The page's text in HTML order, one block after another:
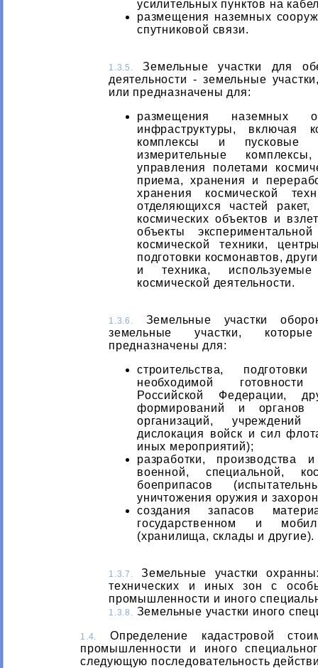
усилительных пунктов на
размещения наземных
спутниковой связи.
1.3.5.
Земельные участки для
деятельности - земельные
или предназначены для:
размещения наземных
инфраструктуры, включая
комплексы и пусковые
измерительные
управления полетами
приема, хранения и
хранения космической
отделяющихся частей
космических объектов и
объекты
космической техники,
подготовки космонавтов,
и техника,
космической деятельности.
1.3.6.
Земельные участки
земельные участки,
предназначены для:
строительства,
необходимой
Российской Федерации,
формирований и органов
организаций,
дислокация войск и сил
иных мероприятий);
разработки, производства
военной, специальной,
боеприпасов
уничтожения оружия и
создания запасов
государственном и
(хранилища, склады и другие).
1.3.7.
Земельные участки
технических и иных зон с
промышленности и иного
1.3.8. Земельные участки иного
1.4.
Определение кадастровой
промышленности и иного
следующую последовательность